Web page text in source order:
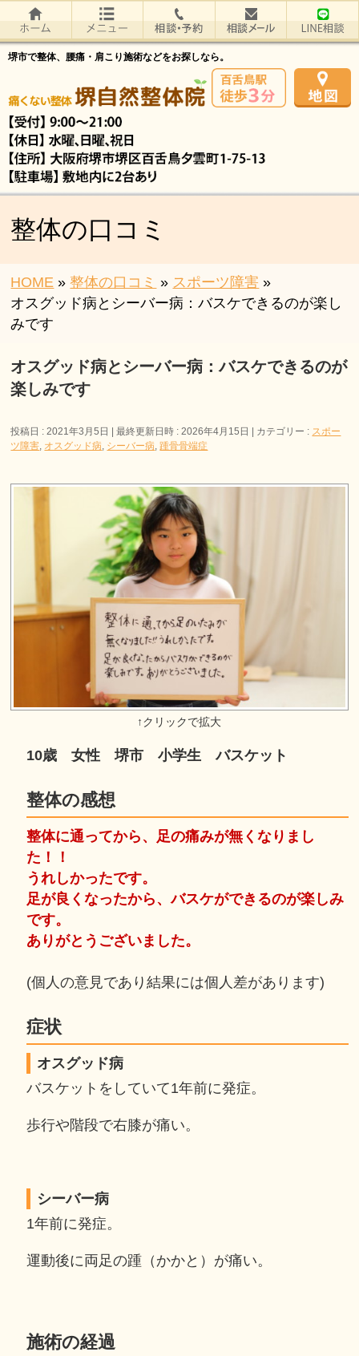
堺市で整体、腰痛・肩こり施術などをお探しなら。
整体の口コミ
HOME » 整体の口コミ » スポーツ障害 »
オスグッド病とシーバー病：バスケできるのが楽し
みです
オスグッド病とシーバー病：バスケできるのが
楽しみです
投稿日 : 2021年3月5日 最終更新日時 : 2026年4月15日 カテゴリー : スポー
ツ障害, オスグッド病, シーバー病,踵骨骨端症
10歳 女性 堺市 小学生 バスケット
整体の感想
整体に通ってから、足の痛みが無くなりまし
た！！
うれしかったです。
足が良くなったから、バスケができるのが楽しみ
です。
ありがとうございました。
(個人の意見であり結果には個人差があります)
症状
オスグッド病
バスケットをしていて1年前に発症。
歩行や階段で右膝が痛い。
シーバー病
1年前に発症。
運動後に両足の踵（かかと）が痛い。
施術の経過